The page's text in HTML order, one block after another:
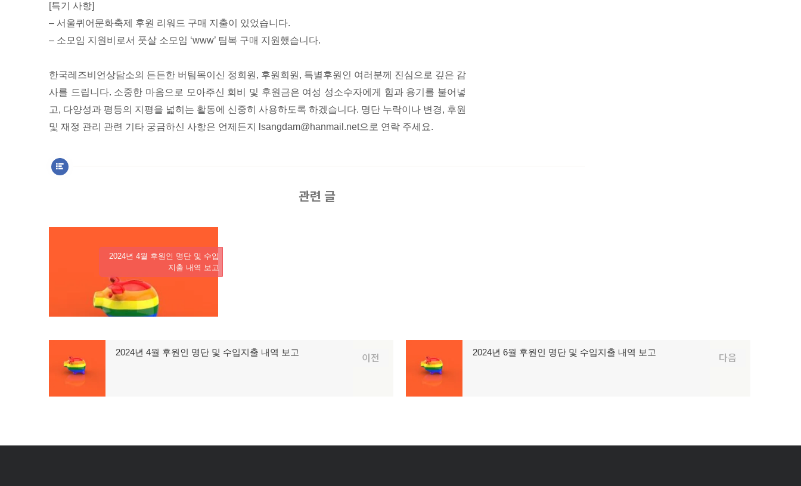
[특기 사항]
– 서울퀴어문화축제 후원 리워드 구매 지출이 있었습니다.
– 소모임 지원비로서 풋살 소모임 ‘www’ 팀복 구매 지원했습니다.
한국레즈비언상담소의 든든한 버팀목이신 정회원, 후원회원, 특별후원인 여러분께 진심으로 깊은 감
사를 드립니다. 소중한 마음으로 모아주신 회비 및 후원금은 여성 성소수자에게 힘과 용기를 불어넣
고, 다양성과 평등의 지평을 넓히는 활동에 신중히 사용하도록 하겠습니다. 명단 누락이나 변경, 후원
및 재정 관리 관련 기타 궁금하신 사항은 언제든지 lsangdam@hanmail.net으로 연락 주세요.
관련 글
2024년 4월 후원인 명단 및 수입
지출 내역 보고
색
이전
이
전
글:
2024년 4월 후원인 명단 및 수입지출 내역 보고 다음
음
2024년 6월 후원인 명단 및 수입지출 내역 보고